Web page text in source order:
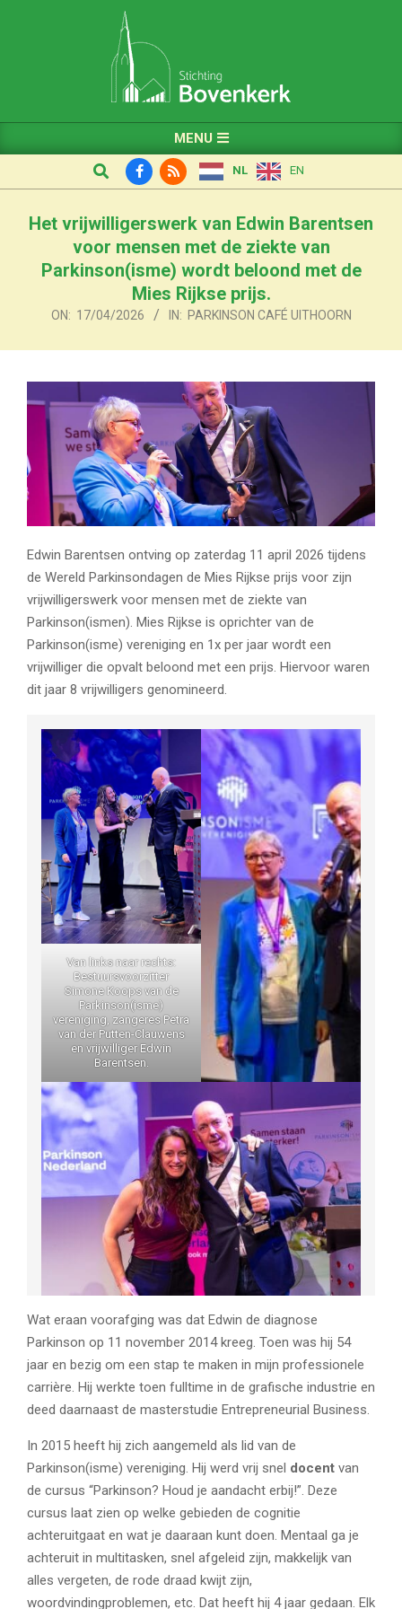
Navigation
MENU
Search NL EN
Het vrijwilligerswerk van Edwin Barentsen
voor mensen met de ziekte van
Parkinson(isme) wordt beloond met de
Mies Rijkse prijs.
ON: 17/04/2026 IN: PARKINSON CAFÉ UITHOORN
Edwin Barentsen ontving op zaterdag 11 april 2026 tijdens
de Wereld Parkinsondagen de Mies Rijkse prijs voor zijn
vrijwilligerswerk voor mensen met de ziekte van
Parkinson(ismen). Mies Rijkse is oprichter van de
Parkinson(isme) vereniging en 1x per jaar wordt een
vrijwilliger die opvalt beloond met een prijs. Hiervoor waren
dit jaar 8 vrijwilligers genomineerd.
Van links naar rechts:
Bestuursvoorzitter
Simone Koops van de
Parkinson(isme)
vereniging, zangeres Petra
van der Putten-Clauwens
en vrijwilliger Edwin
Barentsen.
Wat eraan voorafging was dat Edwin de diagnose
Parkinson op 11 november 2014 kreeg. Toen was hij 54
jaar en bezig om een stap te maken in mijn professionele
carrière. Hij werkte toen fulltime in de grafische industrie en
deed daarnaast de masterstudie Entrepreneurial Business.
In 2015 heeft hij zich aangemeld als lid van de
Parkinson(isme) vereniging. Hij werd vrij snel docent van
de cursus “Parkinson? Houd je aandacht erbij!”. Deze
cursus laat zien op welke gebieden de cognitie
achteruitgaat en wat je daaraan kunt doen. Mentaal ga je
achteruit in multitasken, snel afgeleid zijn, makkelijk van
alles vergeten, de rode draad kwijt zijn,
woordvindingproblemen, etc. Dat heeft hij 4 jaar gedaan. Elk